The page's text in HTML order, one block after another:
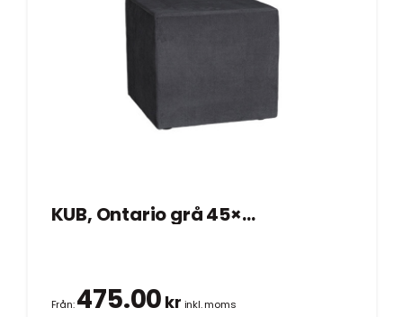
KUB, Ontario grå 45×45 cm
Från:475.00 kr inkl. moms